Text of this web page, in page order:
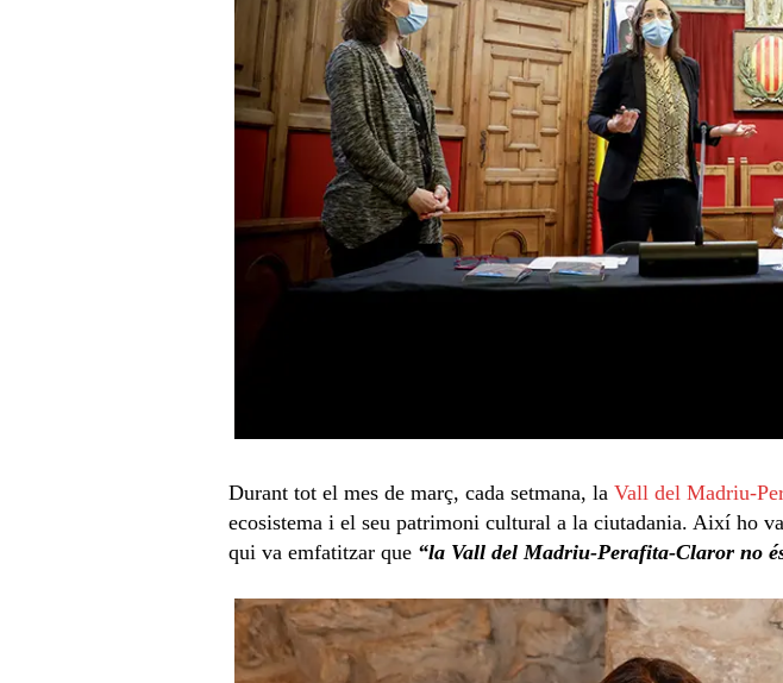
Durant tot el mes de març, cada setmana, la Vall del Madriu-
ecosistema i el seu patrimoni cultural a la ciutadania. Així ho
qui va emfatitzar que “la Vall del Madriu-Perafita-Claror no